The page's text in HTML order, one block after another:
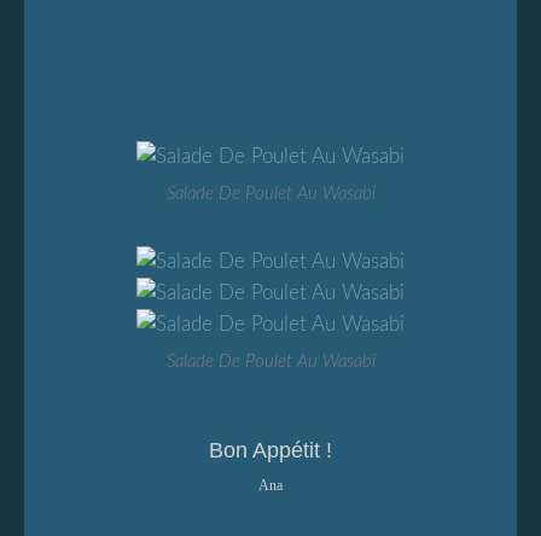
Salade De Poulet Au Wasabi
Salade De Poulet Au Wasabi
Bon Appétit !
Ana